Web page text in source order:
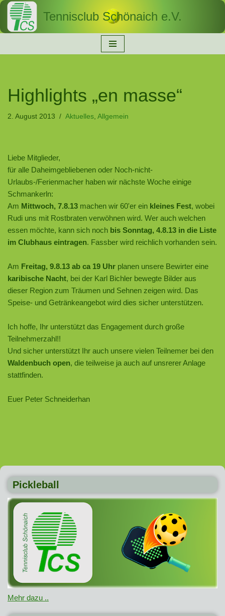
Zum
Tennisclub Schönaich e.V.
Highlights „en masse“
2. August 2013 Aktuelles, Allgemein
Liebe Mitglieder,
für alle Daheimgebliebenen oder Noch-nicht-
Urlaubs-/Ferienmacher haben wir nächste Woche einige
Schmankerln:
Am Mittwoch, 7.8.13 machen wir 60'er ein kleines Fest, wobei
Rudi uns mit Rostbraten verwöhnen wird. Wer auch welchen
essen möchte, kann sich noch bis Sonntag, 4.8.13 in die Liste
im Clubhaus eintragen. Fassber wird reichlich vorhanden sein.
Am Freitag, 9.8.13 ab ca 19 Uhr planen unsere Bewirter eine
karibische Nacht, bei der Karl Bichler bewegte Bilder aus
dieser Region zum Träumen und Sehnen zeigen wird. Das
Speise- und Getränkeangebot wird dies sicher unterstützen.
Ich hoffe, Ihr unterstützt das Engagement durch große
Teilnehmerzahl!!
Und sicher unterstützt Ihr auch unsere vielen Teilnemer bei den
Waldenbuch open, die teilweise ja auch auf unsrerer Anlage
stattfinden.
Euer Peter Schneiderhan
Pickleball
Mehr dazu ..